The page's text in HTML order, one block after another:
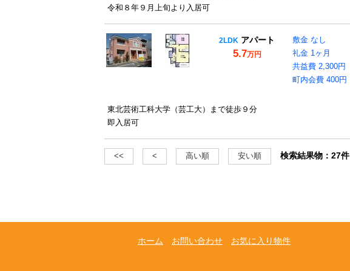
令和８年９月上旬より入居可
2LDK アパート
5.7万円
敷金 なし
礼金 1ヶ月
共益費 2,300円
町内会費 400円
東北芸術工科大学（芸工大）まで徒歩９分
即入居可
<< < 高い順 安い順 検索結果物：27件
ホーム お問い合わせ お気に入り物件